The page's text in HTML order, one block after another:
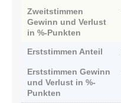
Zweitstimmen
Gewinn und Verlust
in %-Punkten
Erststimmen Anteil
Erststimmen Gewinn
und Verlust in %-
Punkten